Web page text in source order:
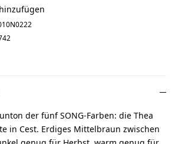
der fünf SONG-Farben: die Thea
in Cest. Erdiges Mittelbraun zwischen